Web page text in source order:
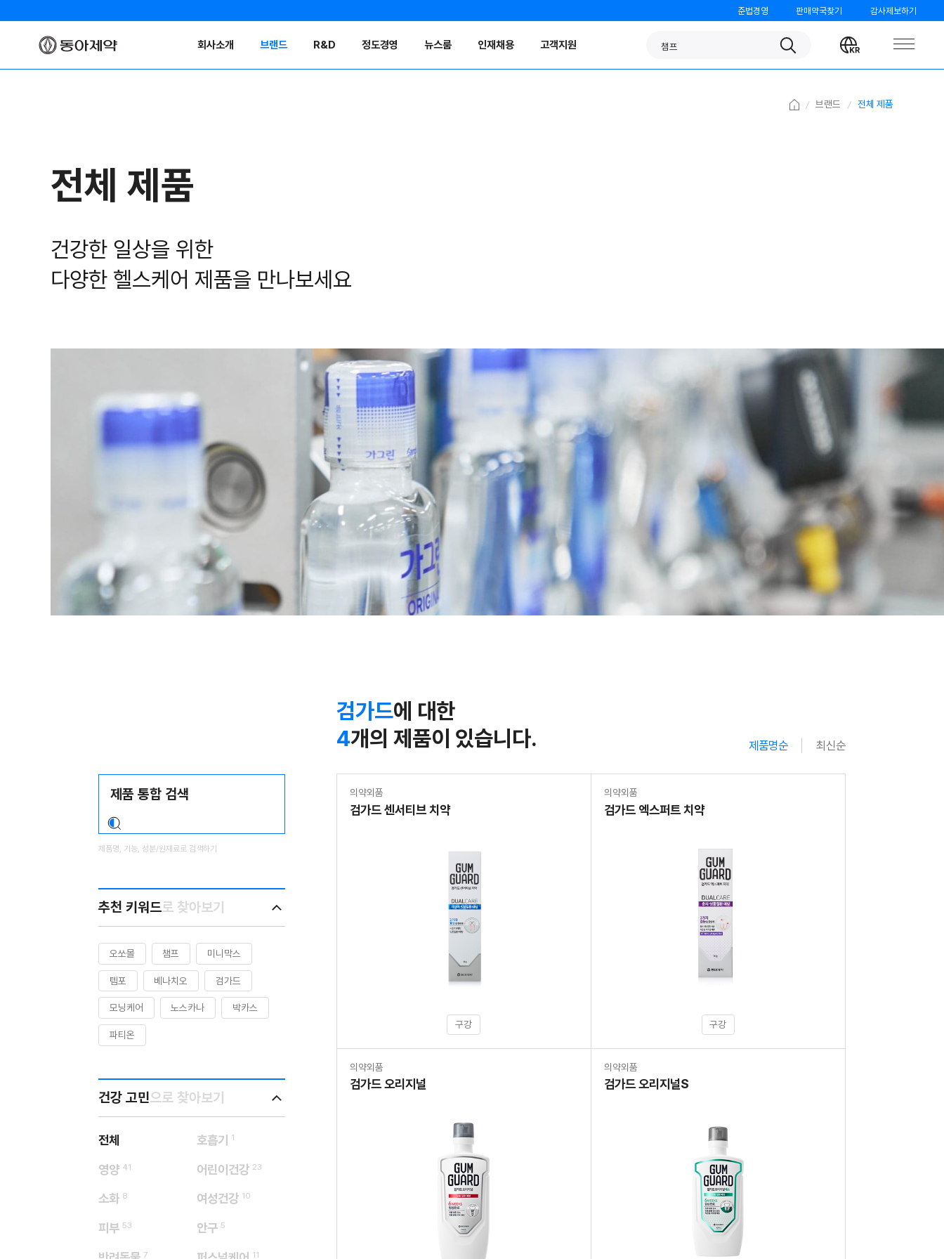
준법경영 판매약국찾기 감사제보하기
회사소개 브랜드 R&D 정도경영 뉴스룸 인재채용 고객지원 챔프
노스카나
Search
Change
language
Home 브랜드 전체 제품
전체 제품
건강한 일상을 위한
다양한 헬스케어 제품을 만나보세요
색
영
역
찾
다
제품명, 기능, 성분/원재료로 검색하기
추천 키워드로 찾아보기
오쏘몰 챔프 미니막스
템포 베나치오 검가드
모닝케어 노스카나 박카스
파티온
건강 고민으로 찾아보기
전체 호흡기 1
영양 41 어린이건강 23
소화 8 여성건강 10
피부 53 안구 5
7 11
검가드에 대한
4개의 제품이 있습니다. 제품명순 최신순
의약외품
검가드 센서티브 치약
구강
의약외품
검가드 엑스퍼트 치약
구강
의약외품
검가드 오리지널
의약외품
검가드 오리지널S